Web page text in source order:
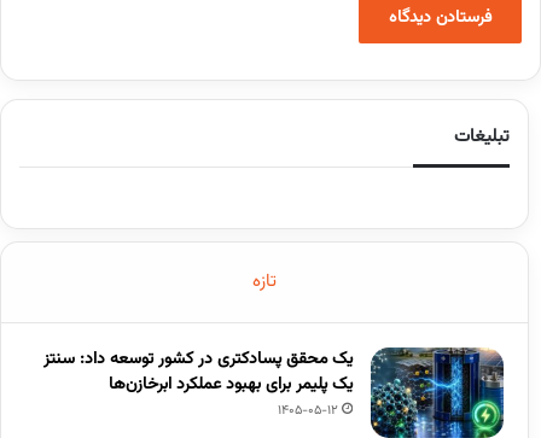
تبلیغات
تازه
یک محقق پسادکتری در کشور توسعه داد: سنتز
یک پلیمر برای بهبود عملکرد ابرخازن‌ها
1405-05-12